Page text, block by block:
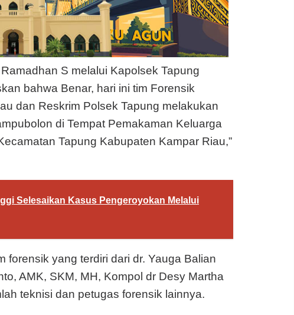
S melalui Kapolsek Tapung
bahwa Benar, hari ini tim Forensik
dan Reskrim Polsek Tapung melakukan
di Tempat Pemakaman Keluarga
Tapung Kabupaten Kampar Riau,”
Selesaikan Kasus Pengeroyokan Melalui
forensik yang terdiri dari dr. Yauga Balian
AMK, SKM, MH, Kompol dr Desy Martha
teknisi dan petugas forensik lainnya.